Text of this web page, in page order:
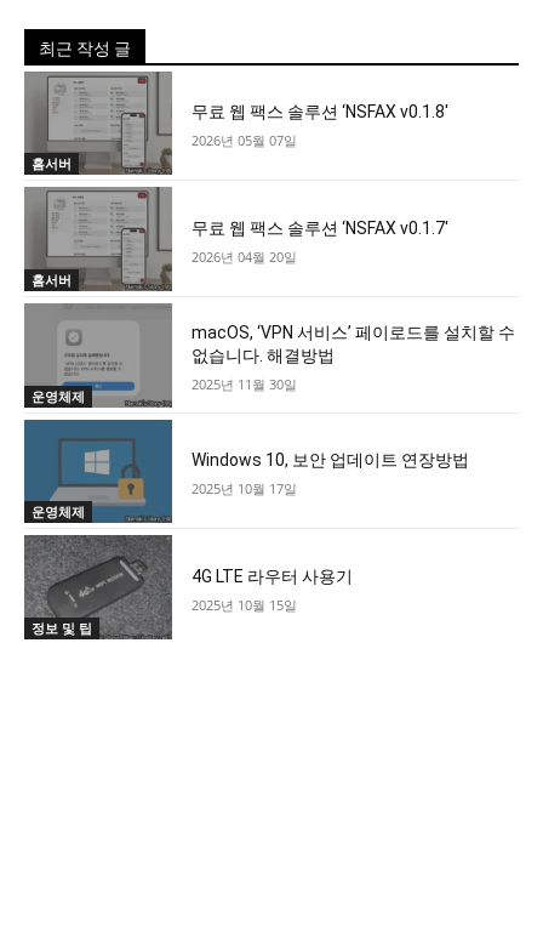
최근 작성 글
홈서버
무료 웹 팩스 솔루션 ‘NSFAX v0.1.8′
2026년 05월 07일
홈서버
무료 웹 팩스 솔루션 ‘NSFAX v0.1.7′
2026년 04월 20일
운영체제
macOS, ‘VPN 서비스’ 페이로드를 설치할 수
없습니다. 해결방법
2025년 11월 30일
운영체제
Windows 10, 보안 업데이트 연장방법
2025년 10월 17일
정보 및 팁
4G LTE 라우터 사용기
2025년 10월 15일